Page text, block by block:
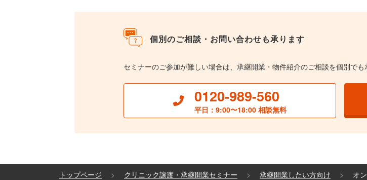
個別のご相談・お問い合わせも承ります
セミナーのご参加が難しい場合は、承継開業・物件紹介のご相談を個別で
0120-989-560
平日：9:00〜18:00 相談無料
トップページ クリニック譲渡・承継開業セミナー 承継開業したい方向け オ